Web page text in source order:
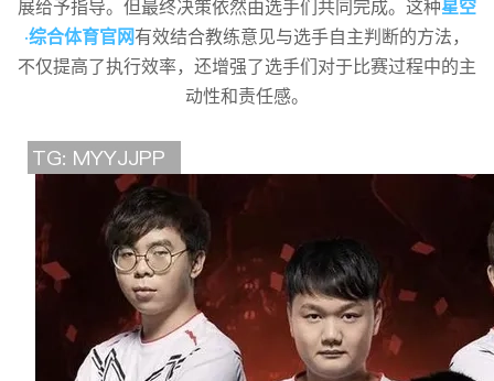
展给予指导。但最终决策依然由选手们共同完成。这种星空
·综合体育官网有效结合教练意见与选手自主判断的方法，
不仅提高了执行效率，还增强了选手们对于比赛过程中的主
动性和责任感。